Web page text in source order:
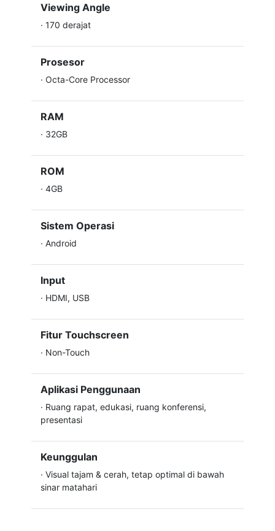
Viewing Angle
· 170 derajat
Prosesor
· Octa-Core Processor
RAM
· 32GB
ROM
· 4GB
Sistem Operasi
· Android
Input
· HDMI, USB
Fitur Touchscreen
· Non-Touch
Aplikasi Penggunaan
· Ruang rapat, edukasi, ruang konferensi,
presentasi
Keunggulan
· Visual tajam & cerah, tetap optimal di bawah
sinar matahari